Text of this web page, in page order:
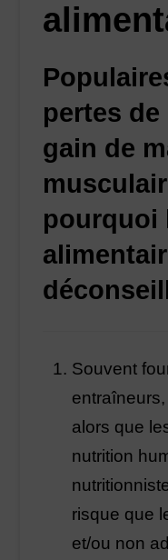
pertes
gain de
pourquoi
Souvent
alors que
nutrition
risque que
et/ou non